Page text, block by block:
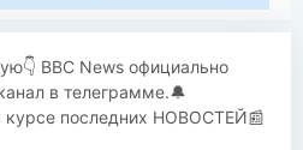
BBC News официально
в телеграмме.🔔
курсе последних НОВОСТЕЙ📰